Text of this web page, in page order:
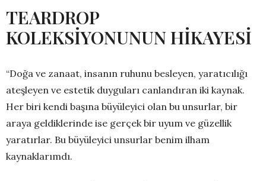
TEARDROP
KOLEKSİYONUNUN HİKAYESİ
“Doğa ve zanaat, insanın ruhunu besleyen, yaratıcılığı
ateşleyen ve estetik duyguları canlandıran iki kaynak.
Her biri kendi başına büyüleyici olan bu unsurlar, bir
araya geldiklerinde ise gerçek bir uyum ve güzellik
yaratırlar. Bu büyüleyici unsurlar benim ilham
kaynaklarımdı.